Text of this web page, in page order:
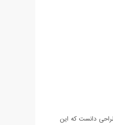
افزار استاندارد طراحی دانست که این